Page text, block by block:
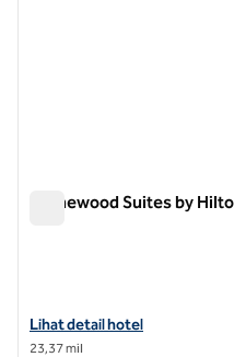
Homewood Suites by
Lihat detail hotel untuk
Lihat detail hotel
23,37 mil